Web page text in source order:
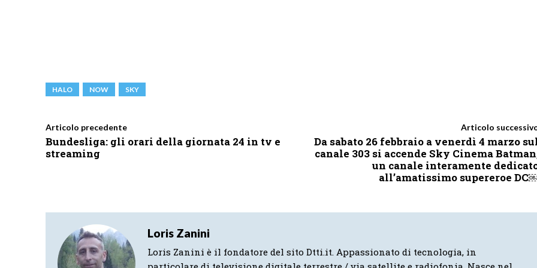
HALO NOW SKY
Articolo precedente
Bundesliga: gli orari della giornata 24 in tv e
streaming
Articolo
Da sabato 26 febbraio a venerdì 4 marzo
canale 303 si accende Sky Cinema
un canale interamente
all’amatissimo supereroe
Loris Zanini
Loris Zanini è il fondatore del sito Dtti.it. Appassionato di tecnologia, in